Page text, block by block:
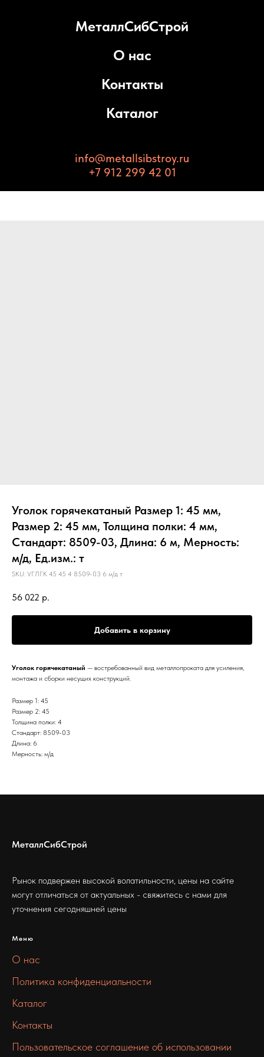
МеталлСибСтрой
О нас
Контакты
Каталог
info@metallsibstroy.ru
+7 912 299 42 01
Уголок горячекатаный Размер 1: 45 мм,
Размер 2: 45 мм, Толщина полки: 4 мм,
Стандарт: 8509-03, Длина: 6 м, Мерность:
м/д, Ед.изм.: т
SKU: УГЛГК 45 45 4 8509-03 6 м/д т
56 022 р.
Добавить в корзину
Уголок горячекатаный — востребованный вид металлопроката для усиления,
монтажа и сборки несущих конструкций.
Размер 1: 45
Размер 2: 45
Толщина полки: 4
Стандарт: 8509-03
Длина: 6
Мерность: м/д
МеталлСибСтрой
Рынок подвержен высокой волатильности, цены на сайте
могут отличаться от актуальных - свяжитесь с нами для
уточнения сегодняшней цены
Меню
О нас
Политика конфиденциальности
Каталог
Контакты
Пользовательское соглашение об использовании